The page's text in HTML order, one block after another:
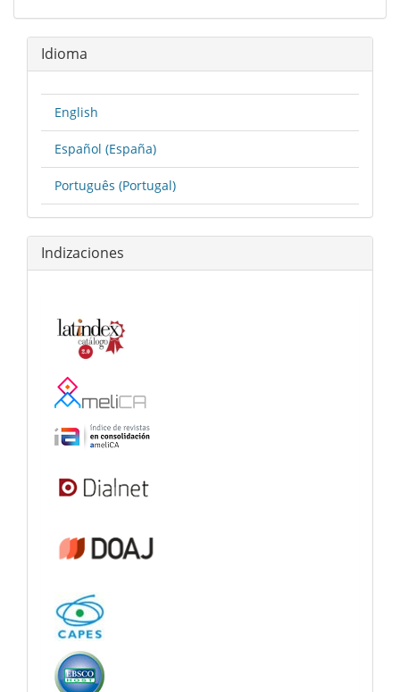
Idioma
English
Español (España)
Português (Portugal)
Indizaciones